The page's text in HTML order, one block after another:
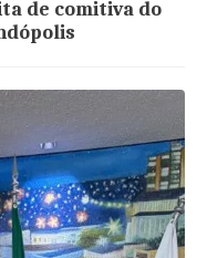
de comitiva do